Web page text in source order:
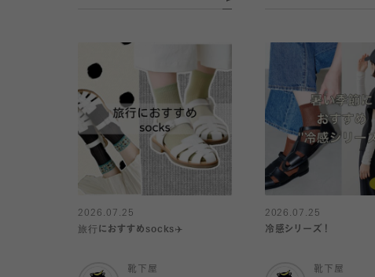
2026.07.25
旅行におすすめsocks✈️
靴下屋
2026.07.25
冷感シリーズ！
靴下屋